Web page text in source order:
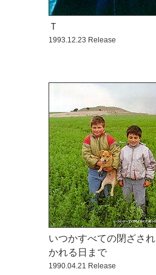
Ｔ
1993.12.23 Release
いつかすべての閉ざさ
かれる日まで
1990.04.21 Release